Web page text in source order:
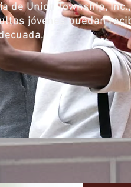
de Union Township,
jóvenes puedan